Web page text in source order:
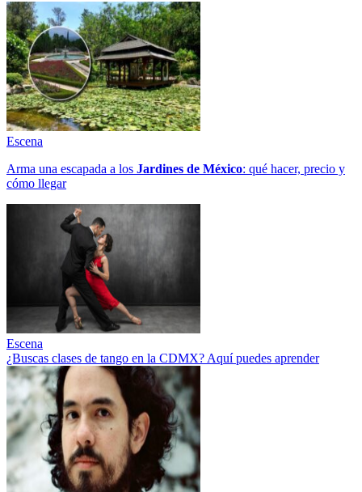
Escena
Arma una escapada a los Jardines de México: qué hacer, precio y
cómo llegar
Escena
¿Buscas clases de tango en la CDMX? Aquí puedes aprender